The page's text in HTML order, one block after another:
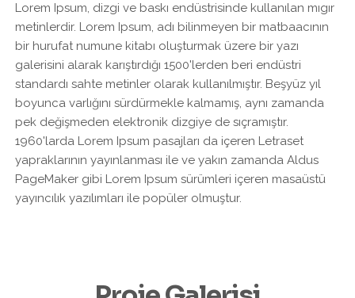
Lorem Ipsum, dizgi ve baskı endüstrisinde kullanılan mıgır
metinlerdir. Lorem Ipsum, adı bilinmeyen bir matbaacının
bir hurufat numune kitabı oluşturmak üzere bir yazı
galerisini alarak karıştırdığı 1500'lerden beri endüstri
standardı sahte metinler olarak kullanılmıştır. Beşyüz yıl
boyunca varlığını sürdürmekle kalmamış, aynı zamanda
pek değişmeden elektronik dizgiye de sıçramıştır.
1960'larda Lorem Ipsum pasajları da içeren Letraset
yapraklarının yayınlanması ile ve yakın zamanda Aldus
PageMaker gibi Lorem Ipsum sürümleri içeren masaüstü
yayıncılık yazılımları ile popüler olmuştur.